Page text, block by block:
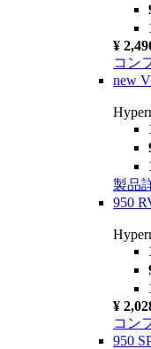
¥
コン
new
製品
950
¥
コン
950